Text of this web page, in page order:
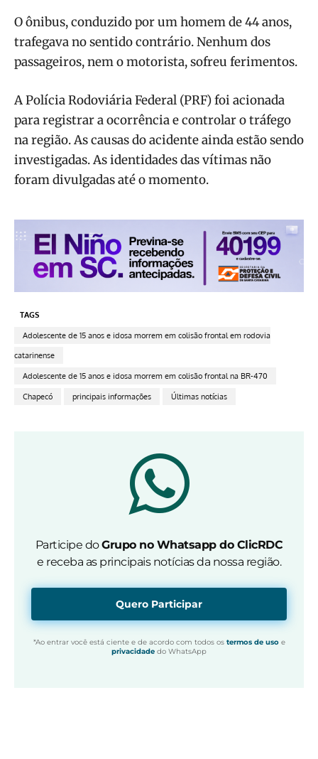
O ônibus, conduzido por um homem de 44 anos,
trafegava no sentido contrário. Nenhum dos
passageiros, nem o motorista, sofreu ferimentos.
A Polícia Rodoviária Federal (PRF) foi acionada
para registrar a ocorrência e controlar o tráfego
na região. As causas do acidente ainda estão sendo
investigadas. As identidades das vítimas não
foram divulgadas até o momento.
TAGS
Adolescente de 15 anos e idosa morrem em colisão frontal em rodovia
catarinense
Adolescente de 15 anos e idosa morrem em colisão frontal na BR-470
Chapecó principais informações Últimas notícias
Participe doGrupo no Whatsapp do ClicRDC
e receba as principais notícias da nossa região.
Quero Participar
*Ao entrar você está ciente e de acordo com todos os termos de usoe
privacidade do WhatsApp